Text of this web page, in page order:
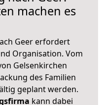
machen es
Geer erfordert
Organisation. Vom
Gelsenkirchen
des Familien
geplant werden.
kann dabei